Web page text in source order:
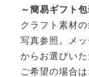
～簡易ギフト
クラフト素材
写真参照。メ
からお選びいた
ご希望の場合